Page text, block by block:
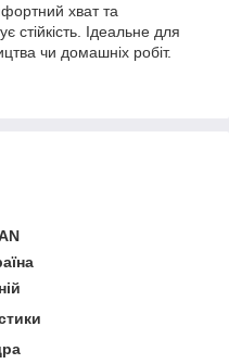
хват та
стійкість. Ідеальне для
чи домашніх робіт.